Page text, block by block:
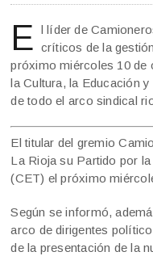
E l líder de
críticos de la
próximo miércoles 10 de
la Cultura, la Educación
de todo el arco sindical
El titular del gremio
La Rioja su Partido por
(CET) el próximo
Según se informó,
arco de dirigentes
de la presentación de la